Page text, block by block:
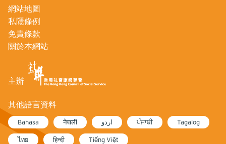
網站地圖
私隱條例
免責條款
關於本網站
主辦
其他語言資料
Bahasa नेपाली اردو ਪੰਜਾਬੀ Tagalog
ไทย हिन्दी Tiếng Việt